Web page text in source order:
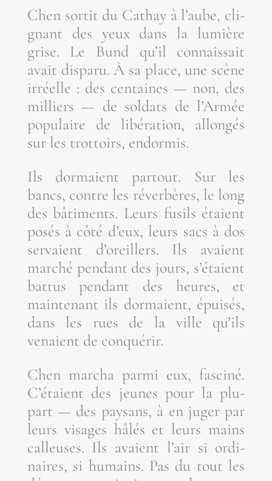
Chen sor­tit du Cathay à l’aube, cli­
gnant des yeux dans la lumière
grise. Le Bund qu’il connais­sait
avait dis­pa­ru. À sa place, une scène
irréelle : des cen­taines — non, des
mil­liers — de sol­dats de l’Ar­mée
popu­laire de libé­ra­tion, allon­gés
sur les trot­toirs, endormis.
Ils dor­maient par­tout. Sur les
bancs, contre les réver­bères, le long
des bâti­ments. Leurs fusils étaient
posés à côté d’eux, leurs sacs à dos
ser­vaient d’o­reillers. Ils avaient
mar­ché pen­dant des jours, s’é­taient
bat­tus pen­dant des heures, et
main­te­nant ils dor­maient, épui­sés,
dans les rues de la ville qu’ils
venaient de conquérir.
Chen mar­cha par­mi eux, fas­ci­né.
C’é­taient des jeunes pour la plu­
part — des pay­sans, à en juger par
leurs visages hâlés et leurs mains
cal­leuses. Ils avaient l’air si ordi­
naires, si humains. Pas du tout les